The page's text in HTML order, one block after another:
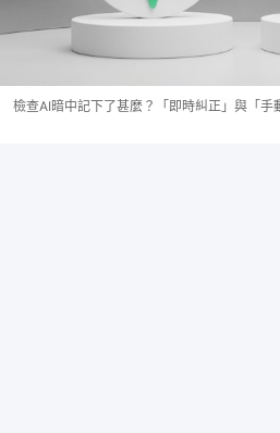
檢查AI暗中記下了甚麼？「即時糾正」與「手